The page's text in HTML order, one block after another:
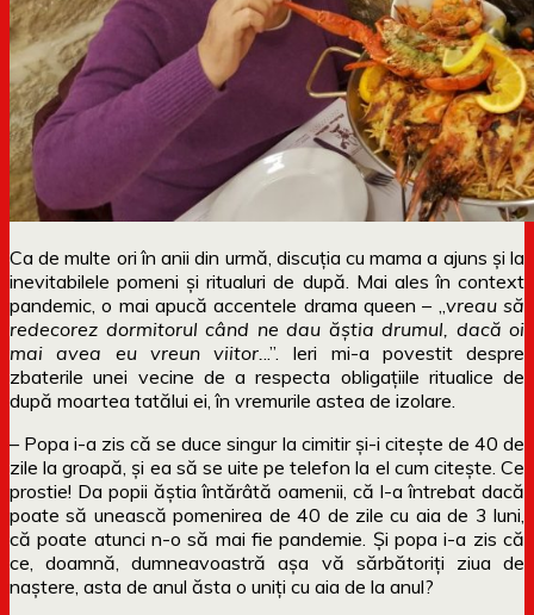
Ca de multe ori în anii din urmă, discuția cu mama a ajuns și la
inevitabilele pomeni și ritualuri de după. Mai ales în context
pandemic, o mai apucă accentele drama queen – „ vreau să
redecorez dormitorul când ne dau ăștia drumul, dacă oi
mai avea eu vreun viitor. ..”. Ieri mi-a povestit despre
zbaterile unei vecine de a respecta obligațiile ritualice de
după moartea tatălui ei, în vremurile astea de izolare.
– Popa i-a zis că se duce singur la cimitir și-i citește de 40 de
zile la groapă, și ea să se uite pe telefon la el cum citește. Ce
prostie! Da popii ăștia întărâtă oamenii, că l-a întrebat dacă
poate să unească pomenirea de 40 de zile cu aia de 3 luni,
că poate atunci n-o să mai fie pandemie. Și popa i-a zis că
ce, doamnă, dumneavoastră așa vă sărbătoriți ziua de
naștere, asta de anul ăsta o uniți cu aia de la anul?